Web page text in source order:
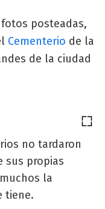
posteadas,
Cementerio de la
de la ciudad
no tardaron
sus propias
la
tiene.